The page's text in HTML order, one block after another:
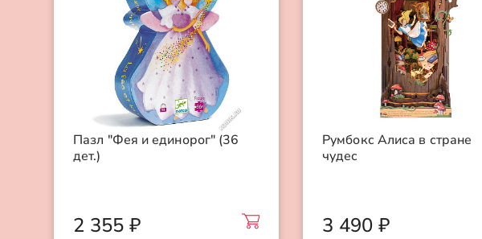
Пазл "Фея и единорог" (36
дет.)
2 355 ₽
Румбокс Алиса в стране
чудес
3 490 ₽